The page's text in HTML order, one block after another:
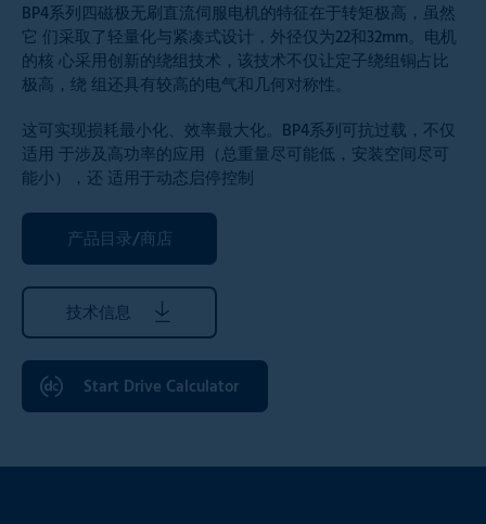
BP4系列四磁极无刷直流伺服电机的特征在于转矩极高，虽然
它 们采取了轻量化与紧凑式设计，外径仅为22和32mm。电机
的核 心采用创新的绕组技术，该技术不仅让定子绕组铜占比
极高，绕 组还具有较高的电气和几何对称性。
这可实现损耗最小化、效率最大化。BP4系列可抗过载，不仅
适用 于涉及高功率的应用（总重量尽可能低，安装空间尽可
能小），还 适用于动态启停控制
产品目录/商店
技术信息
Start Drive Calculator